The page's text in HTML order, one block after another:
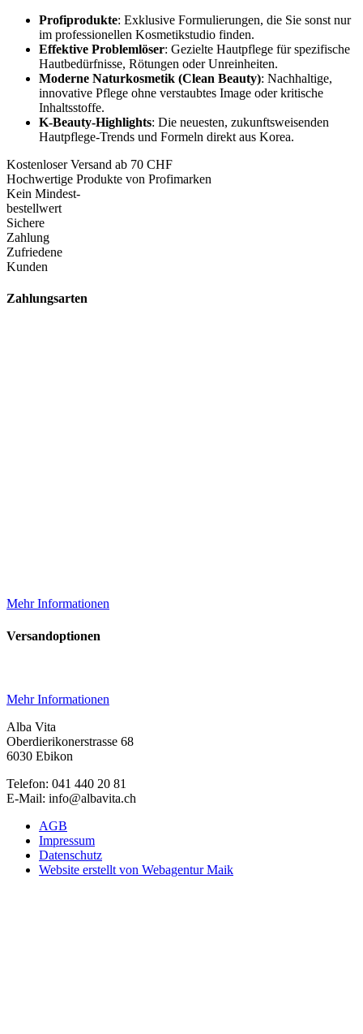
Profiprodukte: Exklusive Formulierungen, die Sie sonst nur
im professionellen Kosmetikstudio finden.
Effektive Problemlöser: Gezielte Hautpflege für spezifische
Hautbedürfnisse, Rötungen oder Unreinheiten.
Moderne Naturkosmetik (Clean Beauty): Nachhaltige,
innovative Pflege ohne verstaubtes Image oder kritische
Inhaltsstoffe.
K-Beauty-Highlights: Die neuesten, zukunftsweisenden
Hautpflege-Trends und Formeln direkt aus Korea.
Kostenloser Versand ab 70 CHF
Hochwertige Produkte von Profimarken
Kein Mindest-
bestellwert
Sichere
Zahlung
Zufriedene
Kunden
Zahlungsarten
Mehr Informationen
Versandoptionen
Mehr Informationen
Alba Vita
Oberdierikonerstrasse 68
6030 Ebikon
Telefon: 041 440 20 81
E-Mail: info@albavita.ch
AGB
Impressum
Datenschutz
Website erstellt von Webagentur Maik